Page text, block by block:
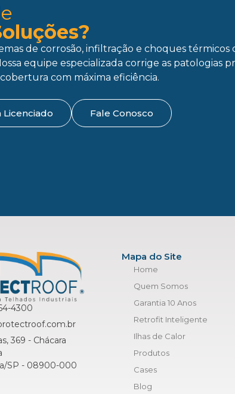
de corrosão, infiltração e choques térmicos
equipe especializada corrige as patologias
com máxima eficiência.
Fale Conosco
4300
369 - Chácara
SP - 08900-000
Mapa do Site
Home
Quem Somos
Garantia 10 Anos
Retrofit Inteligente
Ilhas de Calor
Produtos
Cases
Blog